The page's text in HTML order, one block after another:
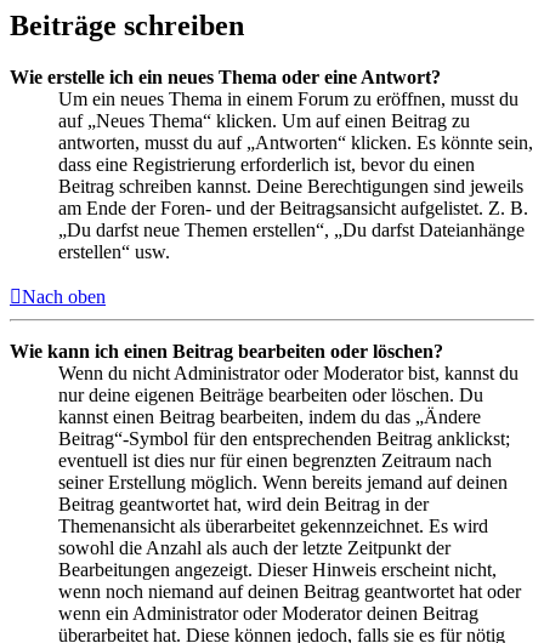
Beiträge schreiben
Wie erstelle ich ein neues Thema oder eine Antwort?
Um ein neues Thema in einem Forum zu eröffnen, musst du
auf „Neues Thema“ klicken. Um auf einen Beitrag zu
antworten, musst du auf „Antworten“ klicken. Es könnte sein,
dass eine Registrierung erforderlich ist, bevor du einen
Beitrag schreiben kannst. Deine Berechtigungen sind jeweils
am Ende der Foren- und der Beitragsansicht aufgelistet. Z. B.
„Du darfst neue Themen erstellen“, „Du darfst Dateianhänge
erstellen“ usw.
Nach oben
Wie kann ich einen Beitrag bearbeiten oder löschen?
Wenn du nicht Administrator oder Moderator bist, kannst du
nur deine eigenen Beiträge bearbeiten oder löschen. Du
kannst einen Beitrag bearbeiten, indem du das „Ändere
Beitrag“-Symbol für den entsprechenden Beitrag anklickst;
eventuell ist dies nur für einen begrenzten Zeitraum nach
seiner Erstellung möglich. Wenn bereits jemand auf deinen
Beitrag geantwortet hat, wird dein Beitrag in der
Themenansicht als überarbeitet gekennzeichnet. Es wird
sowohl die Anzahl als auch der letzte Zeitpunkt der
Bearbeitungen angezeigt. Dieser Hinweis erscheint nicht,
wenn noch niemand auf deinen Beitrag geantwortet hat oder
wenn ein Administrator oder Moderator deinen Beitrag
überarbeitet hat. Diese können jedoch, falls sie es für nötig